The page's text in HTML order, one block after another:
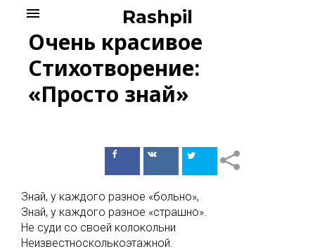
content
Rashpil
menu
Очень красивое
Стихотворение:
«Просто знай»
ПоделитьсяПоделиться
Знай, у каждого разное «больно»,
Знай, у каждого разное «страшно».
Не суди со своей колокольни
Неизвестносколькоэтажной.